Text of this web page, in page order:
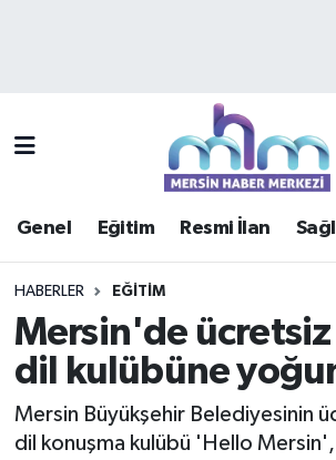
Genel Eğitim Resmi İlan
HABERLER EĞITIM
Mersin'de ücretsiz
dil kulübüne
Mersin Büyükşehir Belediyesinin
dil konuşma kulübü 'Hello
Güncel
Haberde insan
Mersin Trafik Yoğunluk Haritası
Süper Lig Puan Durumu ve
Haber Arşivi